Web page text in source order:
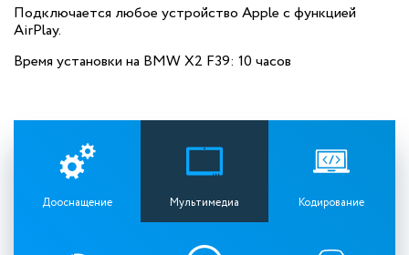
Подключается любое устройство Apple с функцией
AirPlay.
Время установки на BMW X2 F39: 10 часов
Дооснащение Мультимедиа Кодирование